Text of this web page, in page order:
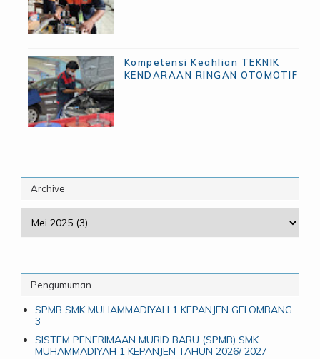
Kompetensi Keahlian TEKNIK
KENDARAAN RINGAN OTOMOTIF
Archive
Pengumuman
SPMB SMK MUHAMMADIYAH 1 KEPANJEN GELOMBANG
3
SISTEM PENERIMAAN MURID BARU (SPMB) SMK
MUHAMMADIYAH 1 KEPANJEN TAHUN 2026/ 2027